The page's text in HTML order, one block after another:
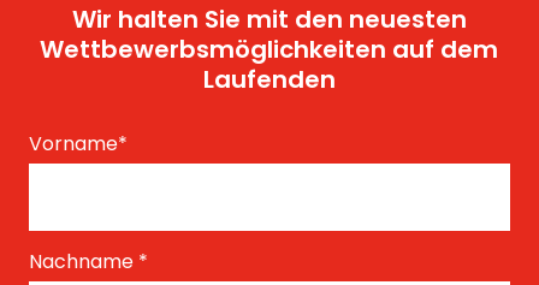
Wir halten Sie mit den neuesten
Wettbewerbsmöglichkeiten auf dem
Laufenden
Vorname*
Nachname *